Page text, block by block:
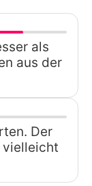
als
aus der
Der